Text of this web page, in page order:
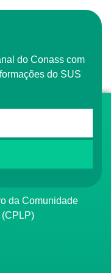
do SUS